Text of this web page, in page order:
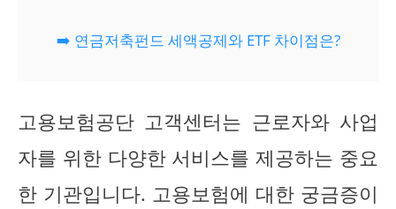
➡️ 연금저축펀드 세액공제와 ETF 차이점은?
고용보험공단 고객센터는 근로자와 사업
자를 위한 다양한 서비스를 제공하는 중요
한 기관입니다. 고용보험에 대한 궁금증이